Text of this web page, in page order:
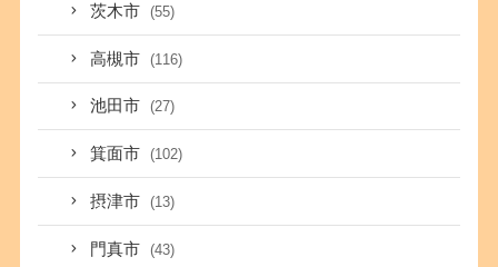
茨木市 (55)
高槻市 (116)
池田市 (27)
箕面市 (102)
摂津市 (13)
門真市 (43)